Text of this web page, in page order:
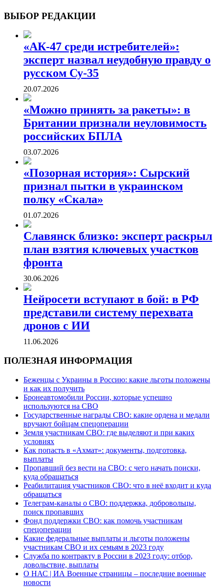
ВОЕННЫЕ СТРАНИЦЫ
СТАТЬИ ВОЕННОЙ ТЕМАТИКИ
ВЫБОР РЕДАКЦИИ
«АК-47 среди истребителей»:
эксперт назвал неудобную правду о
русском Су-35
20.07.2026
«Можно принять за ракеты»: в
Британии признали неуловимость
российских БПЛА
03.07.2026
«Позорная история»: Сырский
признал пытки в украинском
полку «Скала»
01.07.2026
Славянск близко: эксперт раскрыл
план взятия ключевых участков
фронта
30.06.2026
Нейросети вступают в бой: в РФ
представили систему перехвата
дронов с ИИ
11.06.2026
ПОЛЕЗНАЯ ИНФОРМАЦИЯ
Беженцы с Украины в Россию: какие льготы положены
и как их получить
Бронеавтомобили России, которые успешно
используются на СВО
Государственные награды СВО: какие ордена и медали
вручают бойцам спецоперации
Земля участникам СВО: где выделяют и при каких
условиях
Как попасть в «Ахмат»: документы, подготовка,
выплаты
Пропавший без вести на СВО: с чего начать поиски,
куда обращаться
Реабилитация участников СВО: что в неё входит и куда
обращаться
Телеграм-каналы о СВО: поддержка, добровольцы,
поиск пропавших
Фонд поддержки СВО: как помочь участникам
спецоперации
Какие федеральные выплаты и льготы положены
участникам СВО и их семьям в 2023 году
Служба по контракту в России в 2023 году: отбор,
довольствие, выплаты
О НАС | ИА Военные страницы – последние военные
новости